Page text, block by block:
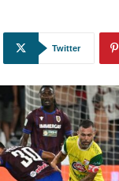
Twitter